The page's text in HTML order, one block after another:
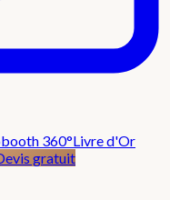
360°Livre d'Or
gratuit